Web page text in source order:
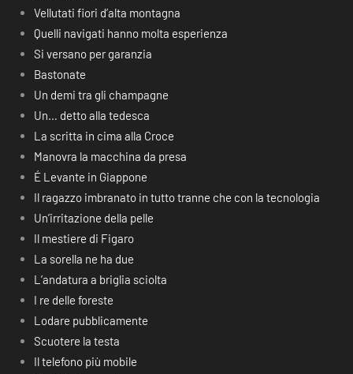
Vellutati fiori d’alta montagna
Quelli navigati hanno molta esperienza
Si versano per garanzia
Bastonate
Un demi tra gli champagne
Un… detto alla tedesca
La scritta in cima alla Croce
Manovra la macchina da presa
É Levante in Giappone
Il ragazzo imbranato in tutto tranne che con la tecnologia
Un’irritazione della pelle
Il mestiere di Figaro
La sorella ne ha due
L’andatura a briglia sciolta
I re delle foreste
Lodare pubblicamente
Scuotere la testa
Il telefono più mobile